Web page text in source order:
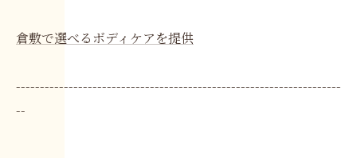
倉敷で選べるボディケアを提供
--------------------------------------------------------------------
--